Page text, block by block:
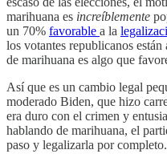
marihuana es increíblemente
un 70% favorable a la
los votantes republicanos
de marihuana es algo que
Así que es un cambio legal
moderado Biden, que hizo
era duro con el crimen y
hablando de marihuana, el
paso y legalizarla por completo.